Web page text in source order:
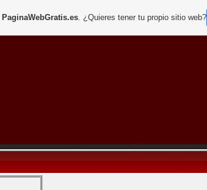
PaginaWebGratis.es. ¿Quieres tener tu propio sitio web?